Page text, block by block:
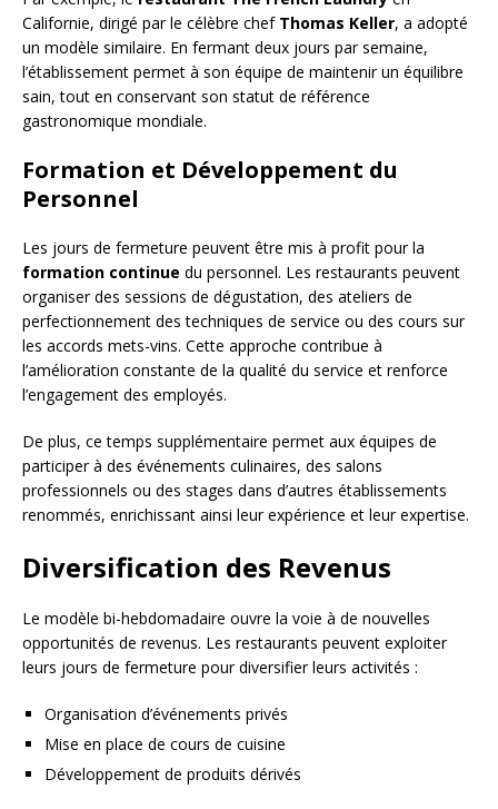
Californie, dirigé par le célèbre chef Thomas Keller, a adopté
un modèle similaire. En fermant deux jours par semaine,
l’établissement permet à son équipe de maintenir un équilibre
sain, tout en conservant son statut de référence
gastronomique mondiale.
Formation et Développement du
Personnel
Les jours de fermeture peuvent être mis à profit pour la
formation continue du personnel. Les restaurants peuvent
organiser des sessions de dégustation, des ateliers de
perfectionnement des techniques de service ou des cours sur
les accords mets-vins. Cette approche contribue à
l’amélioration constante de la qualité du service et renforce
l’engagement des employés.
De plus, ce temps supplémentaire permet aux équipes de
participer à des événements culinaires, des salons
professionnels ou des stages dans d’autres établissements
renommés, enrichissant ainsi leur expérience et leur expertise.
Diversification des Revenus
Le modèle bi-hebdomadaire ouvre la voie à de nouvelles
opportunités de revenus. Les restaurants peuvent exploiter
leurs jours de fermeture pour diversifier leurs activités :
Organisation d’événements privés
Mise en place de cours de cuisine
Développement de produits dérivés